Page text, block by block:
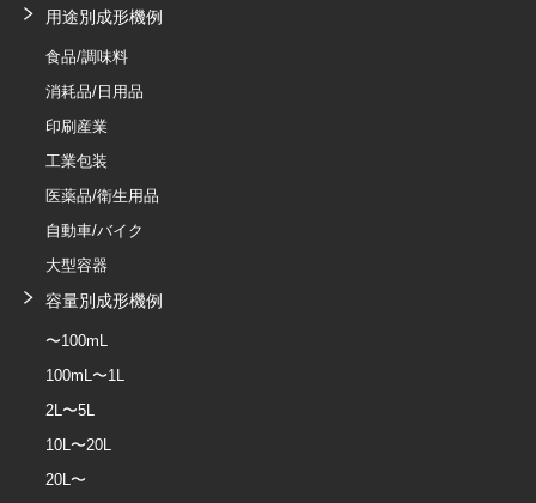
用途別成形機例
食品/調味料
消耗品/日用品
印刷産業
工業包装
医薬品/衛生用品
自動車/バイク
大型容器
容量別成形機例
〜100mL
100mL〜1L
2L〜5L
10L〜20L
20L〜